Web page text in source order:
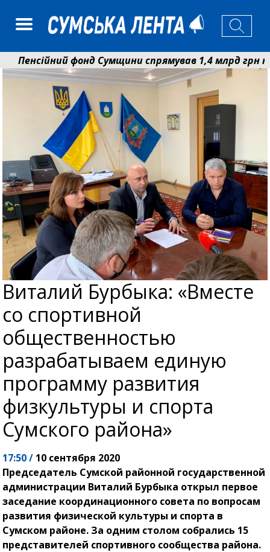
фонд Сумщини спрямував 1,4 млрд грн на
домовляється із Червоним Хрестом про нові
Виталий Бурбыка: «Вместе
со спортивной
общественностью
разрабатываем единую
программу развития
физкультуры и спорта
Сумского района»
17:50 / 10 сентября 2020
Председатель Сумской районной государственной
администрации Виталий Бурбыка открыл первое
заседание координационного совета по вопросам
развития физической культуры и спорта в
Сумском районе. За одним столом собрались 15
представителей спортивного сообщества района.